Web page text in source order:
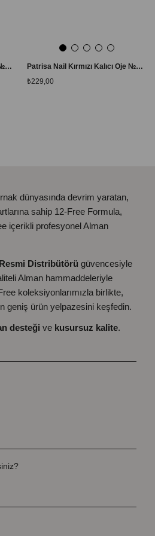
Patrisa Nail Kırmızı Kalıcı Oje №150 – TPO Free – 8 ml
Patrisa Nail Kırmızı Kalıcı Oje №151 – TPO Free – 8 ml
₺229,00
dünyasında devrim yaratan,
sahip 12-Free Formula,
içerikli profesyonel Alman
Distribütörü güvencesiyle
Alman hammaddeleriyle
koleksiyonlarımızla birlikte,
geniş ürün yelpazesini keşfedin.
desteği ve kusursuz kalite.